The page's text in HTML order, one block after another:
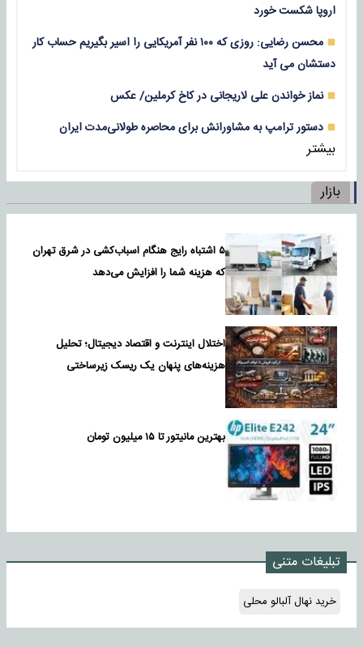
اروپا شکست خورد
محسن رضایی: روزی که ۱۰۰ نفر آمریکایی را اسیر بگیریم حساب کار
دستشان می آید
نماز خواندن علی لاریجانی در کاخ کرملین/ عکس
دستور ترامپ به مشاورانش برای محاصره طولانی‌مدت ایران
بیشتر
بازار
۵ اشتباه رایج هنگام اسباب‌کشی در شرق تهران
که هزینه شما را افزایش می‌دهد
اختلال اینترنت و اقتصاد دیجیتال؛ تحلیل
هزینه‌های پنهان یک ریسک زیرساختی
بهترین مانیتور تا ۱۵ میلیون تومان
تبلیغات متنی
خرید نهال آلبالو محلی